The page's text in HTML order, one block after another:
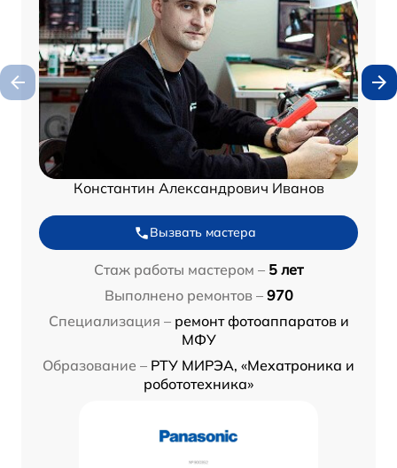
Константин Александрович Иванов
Вызвать мастера
Стаж работы мастером – 5 лет
Выполнено ремонтов – 970
Специализация – ремонт фотоаппаратов и
МФУ
Образование – РТУ МИРЭА, «Мехатроника и
робототехника»